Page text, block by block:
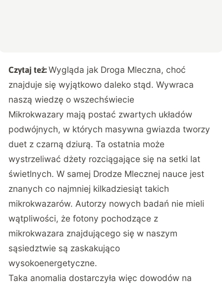
Czytaj też:Wygląda jak Droga Mleczna, choć
znajduje się wyjątkowo daleko stąd. Wywraca
naszą wiedzę o wszechświecie
Mikrokwazary mają postać zwartych układów
podwójnych, w których masywna gwiazda tworzy
duet z czarną dziurą. Ta ostatnia może
wystrzeliwać dżety rozciągające się na setki lat
świetlnych. W samej Drodze Mlecznej nauce jest
znanych co najmniej kilkadziesiąt takich
mikrokwazarów. Autorzy nowych badań nie mieli
wątpliwości, że fotony pochodzące z
mikrokwazara znajdującego się w naszym
sąsiedztwie są zaskakująco
wysokoenergetyczne.
Taka anomalia dostarczyła więc dowodów na